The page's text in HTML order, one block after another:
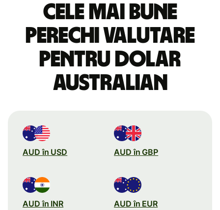
Cele mai bune
perechi valutare
pentru dolar
australian
AUD în USD AUD în GBP
AUD în INR AUD în EUR